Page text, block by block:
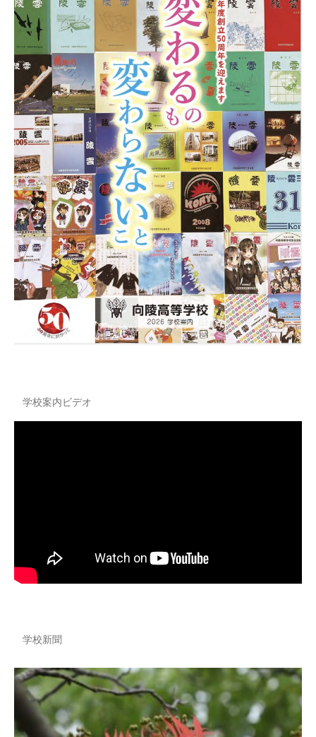
学校案内ビデオ
学校新聞